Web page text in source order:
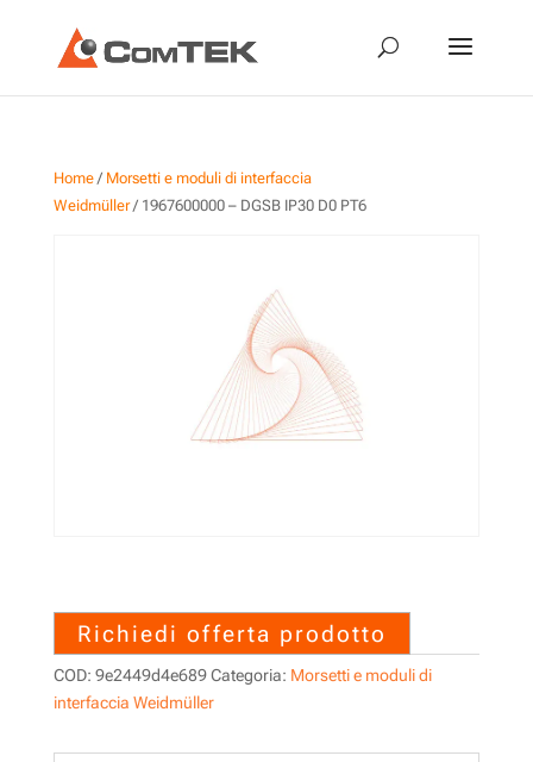
Home/ Morsetti e moduli di interfaccia
Weidmüller/ 1967600000 – DGSB IP30 D0 PT6
Richiedi offerta prodotto
COD: 9e2449d4e689 Categoria: Morsetti e moduli di
interfaccia Weidmüller